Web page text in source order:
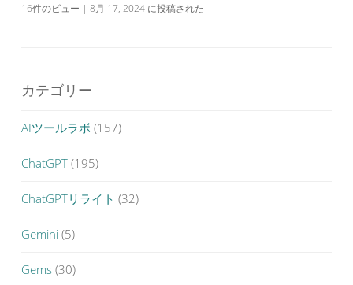
16件のビュー | 8月 17, 2024 に投稿された
カテゴリー
AIツールラボ (157)
ChatGPT (195)
ChatGPTリライト (32)
Gemini (5)
Gems (30)